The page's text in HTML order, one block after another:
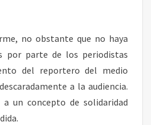
no obstante que no haya
por parte de los periodistas
del reportero del medio
a la audiencia.
a un concepto de solidaridad